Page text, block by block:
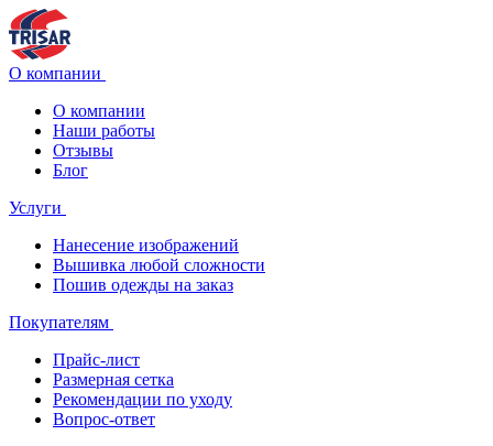
О компании
О компании
Наши работы
Отзывы
Блог
Услуги
Нанесение изображений
Вышивка любой сложности
Пошив одежды на заказ
Покупателям
Прайс-лист
Размерная сетка
Рекомендации по уходу
Вопрос-ответ